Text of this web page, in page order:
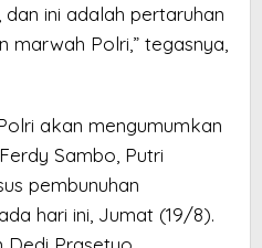
ini adalah pertaruhan
marwah Polri,” tegasnya,
akan mengumumkan
Sambo, Putri
pembunuhan
hari ini, Jumat (19/8).